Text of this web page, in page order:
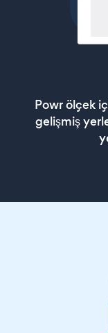
Powr ölçek
gelişmiş